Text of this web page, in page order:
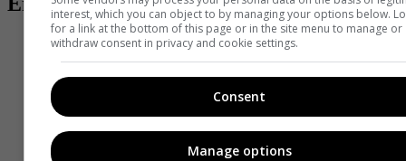
interest, which you can object to by managing your options below.
for a link at the bottom of this page or in the site menu to manage or
withdraw consent in privacy and cookie settings.
Consent
Manage options